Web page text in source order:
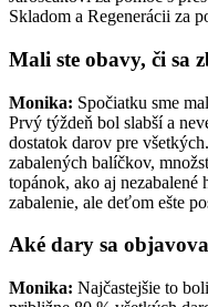
Skladom a Regenerácii za
Mali ste obavy, či sa
Monika: Spočiatku sme
Prvý týždeň bol slabší a
dostatok darov pre
zabalených balíčkov,
topánok, ako aj nezabalené
zabalenie, ale deťom ešte
Aké dary sa
Monika: Najčastejšie to